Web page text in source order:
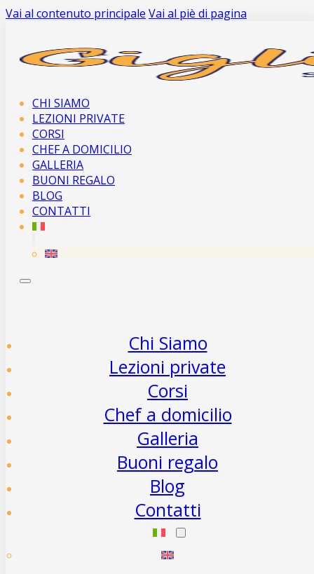
Vai al contenuto principale Vai al piè di pagina
CHI SIAMO
LEZIONI PRIVATE
CORSI
CHEF A DOMICILIO
GALLERIA
BUONI REGALO
BLOG
CONTATTI
Chi Siamo
Lezioni private
Corsi
Chef a domicilio
Galleria
Buoni regalo
Blog
Contatti